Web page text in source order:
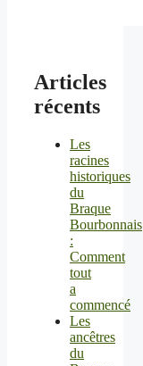
Articles
récents
Les
racines
historiques
du
Braque
Bourbonnais
:
Comment
tout
a
commencé
Les
ancêtres
du